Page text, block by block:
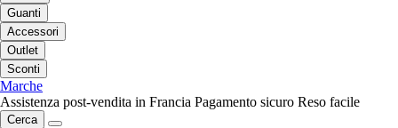
Guanti
Accessori
Outlet
Sconti
Marche
Assistenza post-vendita in Francia Pagamento sicuro Reso facile
Cerca